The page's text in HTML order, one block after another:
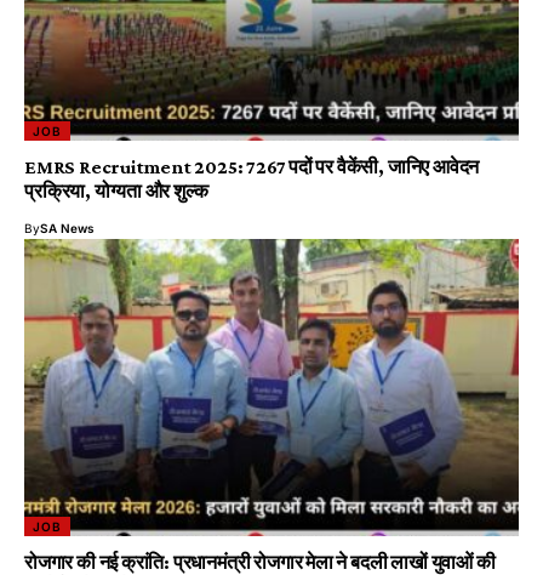
JOB
EMRS Recruitment 2025: 7267 पदों पर वैकेंसी, जानिए आवेदन
प्रक्रिया, योग्यता और शुल्क
BySA News
JOB
रोजगार की नई क्रांति: प्रधानमंत्री रोजगार मेला ने बदली लाखों युवाओं की